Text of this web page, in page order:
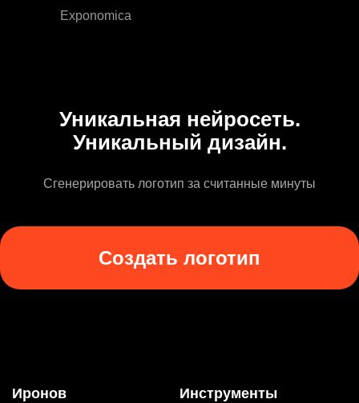
Exponomica
Уникальная нейросеть.
Уникальный дизайн.
Сгенерировать логотип за считанные минуты
Создать логотип
Иронов Инструменты